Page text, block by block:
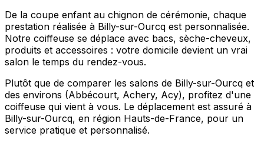
De la coupe enfant au chignon de cérémonie, chaque
prestation réalisée à Billy-sur-Ourcq est personnalisée.
Notre coiffeuse se déplace avec bacs, sèche-cheveux,
produits et accessoires : votre domicile devient un vrai
salon le temps du rendez-vous.
Plutôt que de comparer les salons de Billy-sur-Ourcq et
des environs (Abbécourt, Achery, Acy), profitez d'une
coiffeuse qui vient à vous. Le déplacement est assuré à
Billy-sur-Ourcq, en région Hauts-de-France, pour un
service pratique et personnalisé.